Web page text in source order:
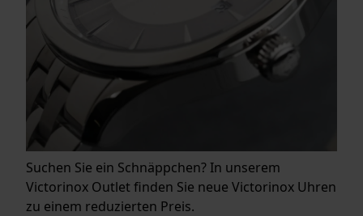
Suchen Sie ein Schnäppchen? In unserem
Victorinox Outlet finden Sie neue Victorinox Uhren
zu einem reduzierten Preis.